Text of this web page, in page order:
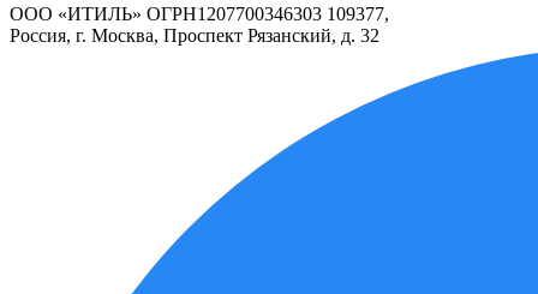
ООО «ИТИЛЬ» ОГРН1207700346303 109377,
Россия, г. Москва, Проспект Рязанский, д. 32